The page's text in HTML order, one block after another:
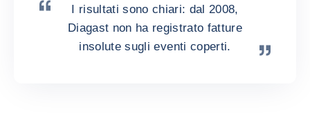
I risultati sono chiari: dal 2008,
Diagast non ha registrato fatture
insolute sugli eventi coperti.